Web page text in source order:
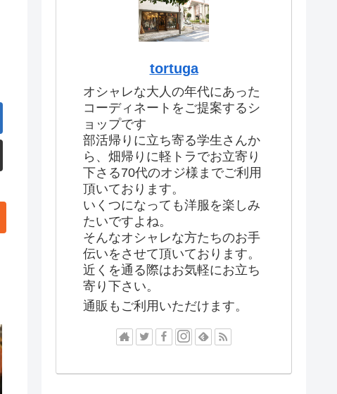
tortuga
オシャレな大人の年代にあった
コーディネートをご提案するシ
ョップです
部活帰りに立ち寄る学生さんか
ら、畑帰りに軽トラでお立寄り
下さる70代のオジ様までご利用
頂いております。
いくつになっても洋服を楽しみ
たいですよね。
そんなオシャレな方たちのお手
伝いをさせて頂いております。
近くを通る際はお気軽にお立ち
寄り下さい。
通販もご利用いただけます。